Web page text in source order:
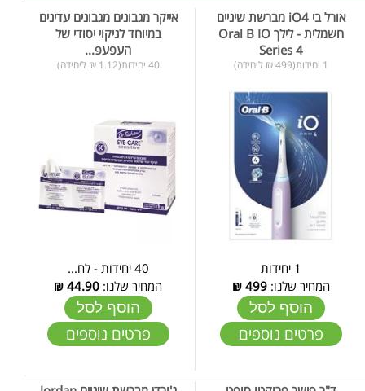
אורל בי iO4 מברשת שיניים
חשמלית - לילך Oral B IO
Series 4
1 יחידות(499 ₪ ליחידה)
1 יחידות
המחיר שלנו: 499
₪
הוסף לסל
פרטים נוספים
אייקר מגבונים מגבונים עדינים
במיוחד לניקוי יסודי של
העפעפ...
40 יחידות(1.12 ₪ ליחידה)
40 יחידות - לח...
המחיר שלנו: 44.90
₪
הוסף לסל
פרטים נוספים